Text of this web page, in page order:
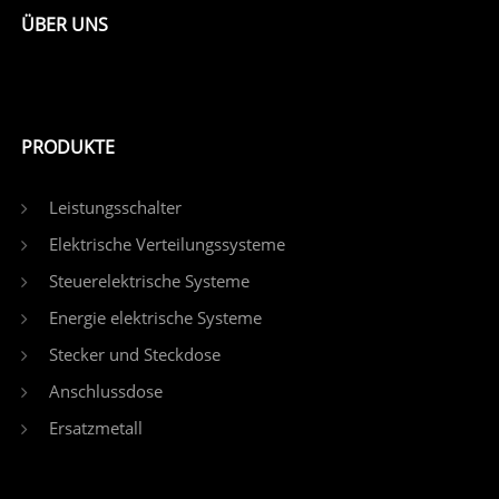
ÜBER UNS
PRODUKTE
Leistungsschalter
Elektrische Verteilungssysteme
Steuerelektrische Systeme
Energie elektrische Systeme
Stecker und Steckdose
Anschlussdose
Ersatzmetall